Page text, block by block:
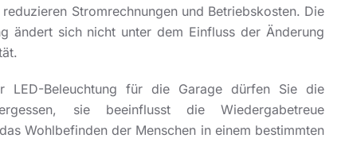
Stromrechnungen und Betriebskosten. Die
ändert sich nicht unter dem Einfluss der Änderung
LED-Beleuchtung für die Garage dürfen Sie die
sie beeinflusst die Wiedergabetreue
Wohlbefinden der Menschen in einem bestimmten